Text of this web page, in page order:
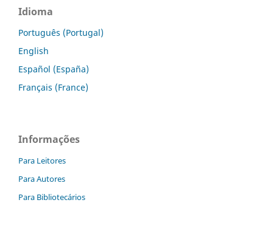
Idioma
Português (Portugal)
English
Español (España)
Français (France)
Informações
Para Leitores
Para Autores
Para Bibliotecários